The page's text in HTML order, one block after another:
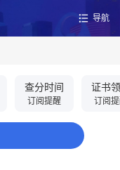
导航
查分时间
订阅提醒
证书
订阅